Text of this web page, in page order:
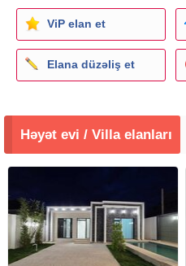
ViP elan et
Elana düzəliş et
Həyət evi / Villa elanları